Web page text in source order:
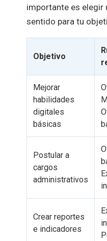
importante es elegir
sentido para tu
Objetivo
Mejorar
habilidades
digitales
básicas
Postular a
cargos
administrativos
Crear reportes
e indicadores